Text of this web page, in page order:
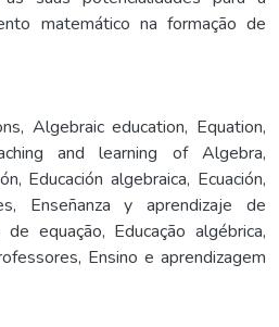
matemático na formação de
, Algebraic education, Equation,
and learning of Algebra,
, Educación algebraica, Ecuación,
, Enseñanza y aprendizaje de
de equação, Educação algébrica,
, Ensino e aprendizagem